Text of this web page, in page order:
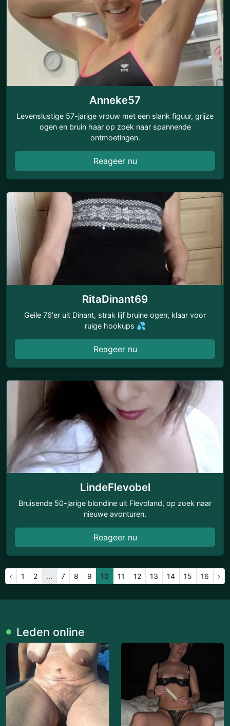
Anneke57
Levenslustige 57-jarige vrouw met een slank figuur, grijze
ogen en bruin haar op zoek naar spannende
ontmoetingen.
Reageer nu
RitaDinant69
Geile 76'er uit Dinant, strak lijf bruine ogen, klaar voor
ruige hookups 💦
Reageer nu
LindeFlevobel
Bruisende 50-jarige blondine uit Flevoland, op zoek naar
nieuwe avonturen.
Reageer nu
‹ 1 2 ... 7 8 9 10 11 12 13 14 15 16 ›
Leden online